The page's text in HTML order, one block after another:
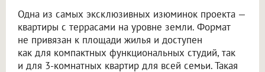
Одна из самых эксклюзивных изюминок проекта —
квартиры с террасами на уровне земли. Формат
не привязан к площади жилья и доступен
как для компактных функциональных студий, так
и для 3-комнатных квартир для всей семьи. Такая